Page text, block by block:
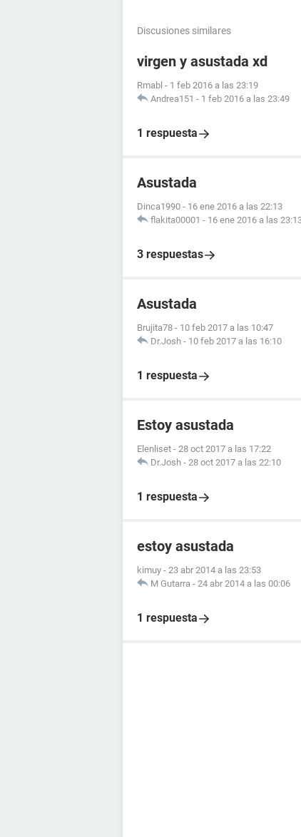
Discusiones similares
virgen y asustada xd
Rmabl - 1 feb 2016 a las 23:19
Andrea151 - 1 feb 2016 a las 23:49
1 respuesta
Asustada
Dinca1990 - 16 ene 2016 a las 22:13
flakita00001 - 16 ene 2016 a las
3 respuestas
Asustada
Brujita78 - 10 feb 2017 a las 10:47
Dr.Josh - 10 feb 2017 a las 16:10
1 respuesta
Estoy asustada
Elenliset - 28 oct 2017 a las 17:22
Dr.Josh - 28 oct 2017 a las 22:10
1 respuesta
estoy asustada
kimuy - 23 abr 2014 a las 23:53
M Gutarra - 24 abr 2014 a las 00:06
1 respuesta